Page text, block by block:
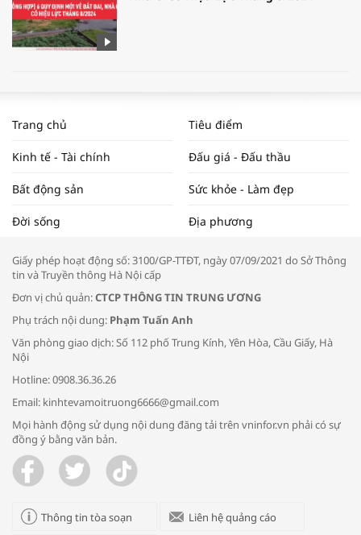
NAM NĂM 2024 VÀ NĂM 2025 | NHỊP
ĐẬP THỊ TRƯỜNG #62
Tọa đàm “Xúc tiến thương mại: Khơi
Bác sĩ tư vấn cách phòng tránh bệnh
Trao yêu thương cho em
Trang chủ Tiêu điểm
Kinh tế - Tài chính Đấu giá - Đấu thầu
Bất động sản Sức khỏe - Làm đẹp
Đời sống Địa phương
Giấy phép hoạt động số: 3100/GP-TTĐT, ngày 07/09/2021 do Sở Thông
tin và Truyền thông Hà Nội cấp
Đơn vị chủ quản:CTCP THÔNG TIN TRUNG ƯƠNG
Phụ trách nội dung: Phạm Tuấn Anh
Văn phòng giao dịch: Số 112 phố Trung Kính, Yên Hòa, Cầu Giấy, Hà
Nội
Hotline: 0908.36.36.26
Email: kinhtevamoitruong6666@gmail.com
Mọi hành động sử dụng nội dung đăng tải trên vninfor.vn phải có sự
đồng ý bằng văn bản.
Thông tin tòa soạn Liên hệ quảng cáo